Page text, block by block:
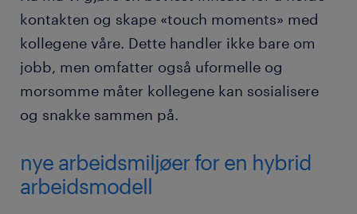
kontakten og skape «touch moments» med
kollegene våre. Dette handler ikke bare om
jobb, men omfatter også uformelle og
morsomme måter kollegene kan sosialisere
og snakke sammen på.
nye arbeidsmiljøer for en hybrid
arbeidsmodell